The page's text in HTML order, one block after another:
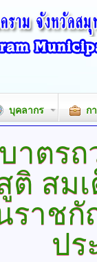
บุคลากร ก
ตรถ
สม
ราช
ป